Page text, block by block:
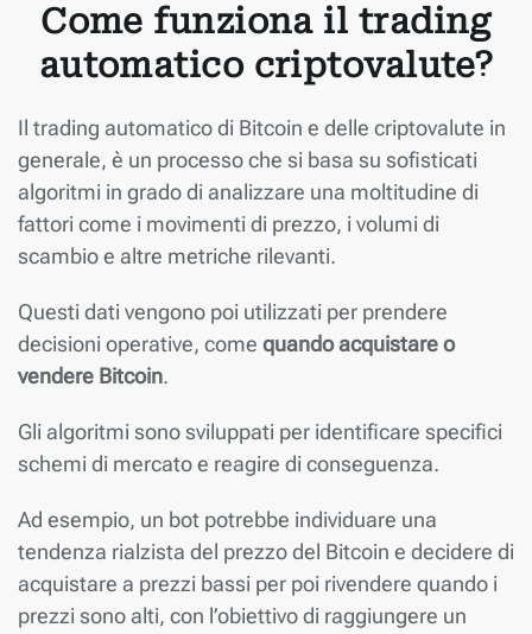
Come funziona il trading
automatico criptovalute?
Il trading automatico di Bitcoin e delle criptovalute in
generale, è un processo che si basa su sofisticati
algoritmi in grado di analizzare una moltitudine di
fattori come i movimenti di prezzo, i volumi di
scambio e altre metriche rilevanti.
Questi dati vengono poi utilizzati per prendere
decisioni operative, come quando acquistare o
vendere Bitcoin.
Gli algoritmi sono sviluppati per identificare specifici
schemi di mercato e reagire di conseguenza.
Ad esempio, un bot potrebbe individuare una
tendenza rialzista del prezzo del Bitcoin e decidere di
acquistare a prezzi bassi per poi rivendere quando i
prezzi sono alti, con l’obiettivo di raggiungere un